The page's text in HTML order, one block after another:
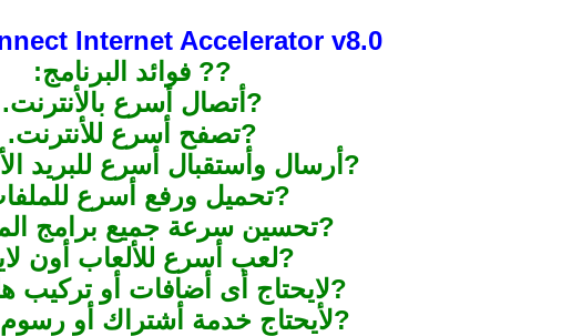
Internet Accelerator v8.0
?? فوائد البرنامج:
?أتصال أسرع بالأنترنت.
?تصفح أسرع للأنترنت.
?أرسال وأستقبال أسرع للبريد
?تحميل ورفع أسرع
?تحسين سرعة جميع برامج
?لعب أسرع للألعاب أون
?لايحتاج أى أضافات أو تركيب
?لأيحتاج خدمة أشتراك أو